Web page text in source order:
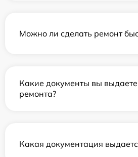
Можно ли сделать ремонт
Какие документы вы выдаете
ремонта?
Какая документация